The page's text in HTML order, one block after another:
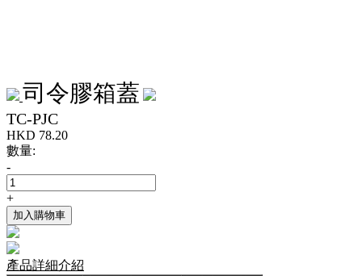
司令膠箱蓋
TC-PJC
HKD 78.20
數量:
-
+
加入購物車
產品詳細介紹